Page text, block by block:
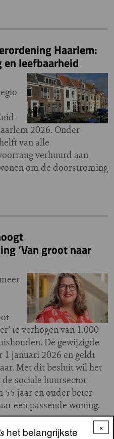
Haarlem:
leefbaarheid
2026. Onder
van alle
verhuurd aan
om de doorstroming
‘Van groot naar
te verhogen van 1.000
De gewijzigde
1 januari 2026 en geldt
Met dit besluit wil het
sociale huursector
55 jaar en ouder beter
een passende woning.
×
het belangrijkste